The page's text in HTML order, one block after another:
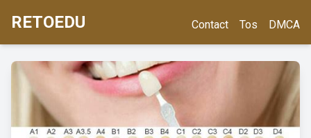
RETOEDU Contact Tos DMCA